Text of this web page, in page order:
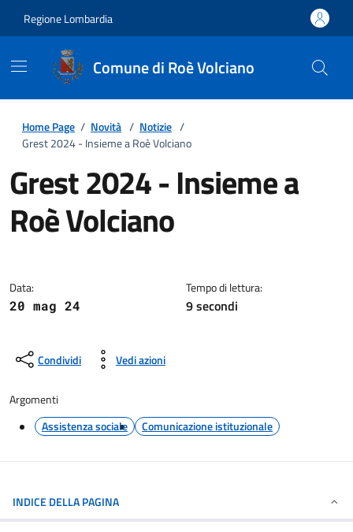
Regione Lombardia
Comune di Roè Volciano
Home Page / Novità / Notizie /
Grest 2024 - Insieme a Roè Volciano
Grest 2024 - Insieme a
Roè Volciano
Data:
20 mag 24
Tempo di lettura:
9 secondi
Condividi Vedi azioni
Argomenti
Assistenza sociale
Comunicazione istituzionale
INDICE DELLA PAGINA